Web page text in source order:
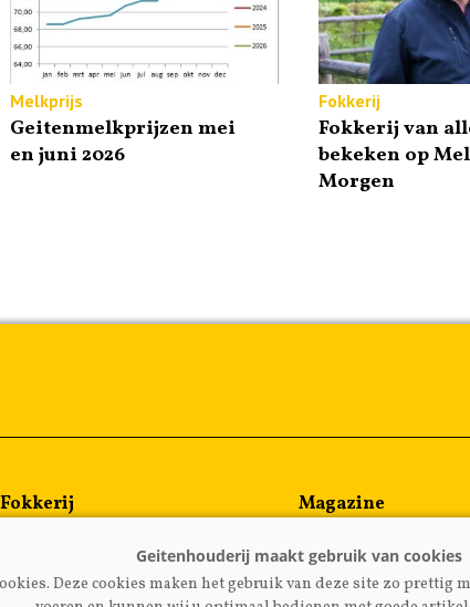
Melkprijs
Geitenmelkprijzen mei
en juni 2026
Fokkerij
Fokkerij van
bekeken op
Morgen
Fokkerij
Algemeen
Magazine
Deze cookies maken het gebruik van deze site zo